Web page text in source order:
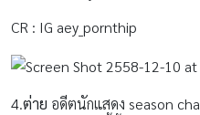
CR : IG aey_pornthip
4.ต่าย อดีตนักแสดง season